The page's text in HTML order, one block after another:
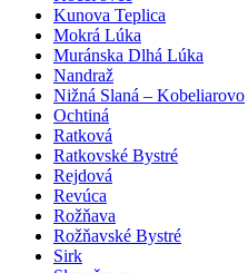
Kunova Teplica
Mokrá Lúka
Muránska Dlhá Lúka
Nandraž
Nižná Slaná – Kobeliarovo
Ochtiná
Ratková
Ratkovské Bystré
Rejdová
Revúca
Rožňava
Rožňavské Bystré
Sirk